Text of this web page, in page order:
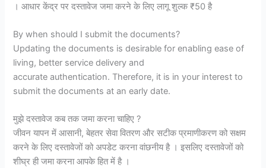
। आधार केंद्र पर दस्तावेज जमा करने के लिए लागू शुल्क ₹50 है
By when should I submit the documents?
Updating the documents is desirable for enabling ease of
living, better service delivery and
accurate authentication. Therefore, it is in your interest to
submit the documents at an early date.
मुझे दस्तावेज कब तक जमा करना चाहिए ?
जीवन यापन में आसानी, बेहतर सेवा वितरण और सटीक प्रमाणीकरण को सक्षम
करने के लिए दस्तावेजों को अपडेट करना वांछनीय है । इसलिए दस्तावेजों को
शीघ्र ही जमा करना आपके हित में है ।